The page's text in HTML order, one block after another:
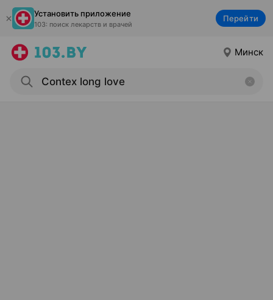
Установить приложение
103: поиск лекарств и врачей
Перейти
Минск